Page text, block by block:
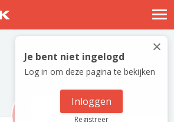
Nostalgische verhalen
Log in
Meld je gratis aan
×
Je bent niet ingelogd
Log in om deze pagina te bekijken
Inloggen
Registreer